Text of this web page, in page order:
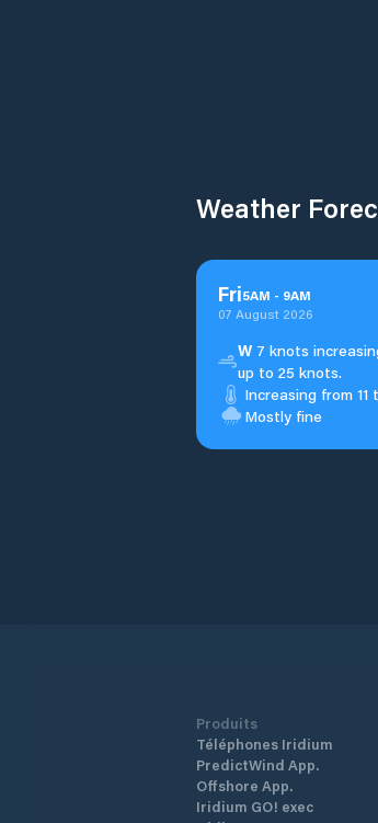
Weather
Fri5AM - 9AM
07 August 2026
W7 knots
up to 25 knots.
Increasing from 11
Mostly fine
Produits
Téléphones Iridium
PredictWind App.
Offshore App.
Iridium GO! exec